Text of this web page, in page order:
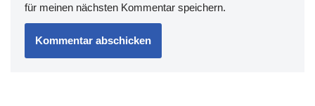
für meinen nächsten Kommentar speichern.